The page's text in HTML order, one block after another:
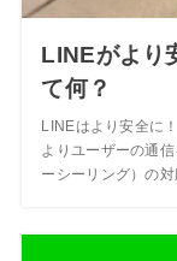
LINEがより
て何？
LINEはより安全に
よりユーザーの通
ーシーリング）の